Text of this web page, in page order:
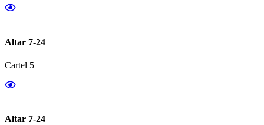
Altar 7-24
Cartel 5
Altar 7-24